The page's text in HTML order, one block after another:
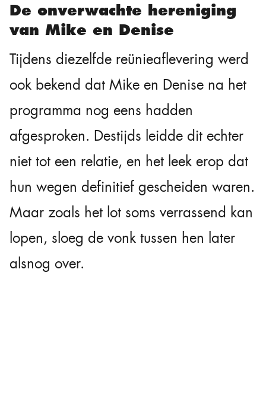
De onverwachte hereniging
van Mike en Denise
Tijdens diezelfde reünieaflevering werd
ook bekend dat Mike en Denise na het
programma nog eens hadden
afgesproken. Destijds leidde dit echter
niet tot een relatie, en het leek erop dat
hun wegen definitief gescheiden waren.
Maar zoals het lot soms verrassend kan
lopen, sloeg de vonk tussen hen later
alsnog over.